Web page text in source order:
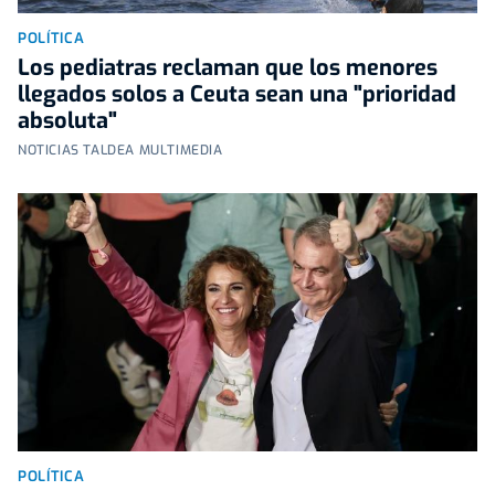
POLÍTICA
Los pediatras reclaman que los menores
llegados solos a Ceuta sean una "prioridad
absoluta"
NOTICIAS TALDEA MULTIMEDIA
POLÍTICA